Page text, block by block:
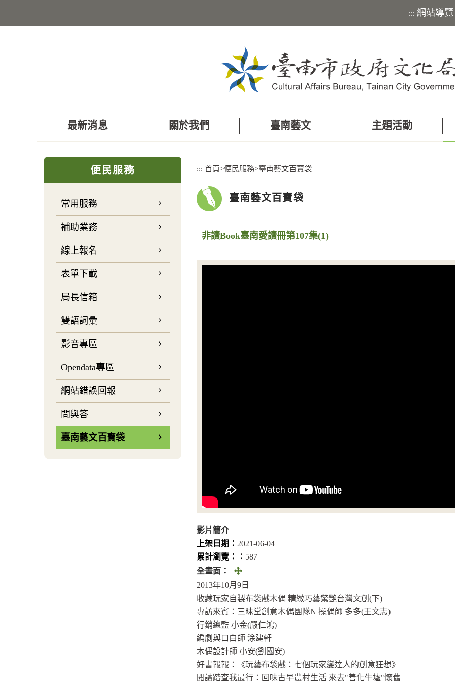
主
::: 網站導覽
最新消息 關於我們 臺南藝文 主題活動
:::
便民服務
常用服務
補助業務
線上報名
表單下載
局長信箱
雙語詞彙
影音專區
Opendata專區
網站錯誤回報
問與答
臺南藝文百寶袋
::: 首頁>便民服務>臺南藝文百寶袋
臺南藝文百寶袋
非讀Book臺南愛讀冊第107集(1)
影片簡介
上架日期： 2021-06-04
累計瀏覽：︰ 587
全畫面：
全
畫
面
(另
開
視
窗)
2013年10月9日
收藏玩家自製布袋戲木偶 精緻巧藝驚艷台灣文創(下)
專訪來賓：三昧堂創意木偶團隊N 操偶師 多多(王文志)
行銷總監 小金(嚴仁鴻)
編劇與口白師 涂建軒
木偶設計師 小安(劉國安)
好書報報：《玩藝布袋戲：七個玩家變達人的創意狂想》
閱讀踏查我最行：回味古早農村生活 來去"善化牛墟"懷舊